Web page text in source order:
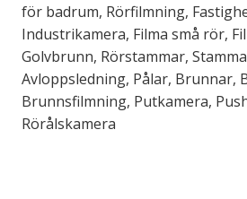
för badrum, Rörfilmning,
Industrikamera, Filma små rör,
Golvbrunn, Rörstammar,
Avloppsledning, Pålar, Brunnar,
Brunnsfilmning, Putkamera,
Rörålskamera